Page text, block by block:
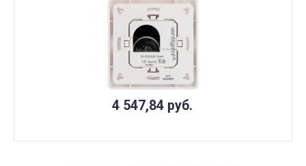
4 547,84 руб.